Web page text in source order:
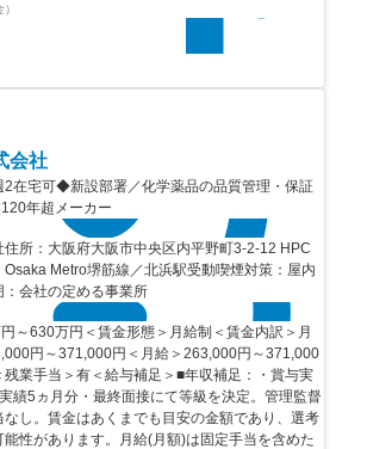
会社
2在宅可◆新設部署／化学薬品の品質管理・保証
年超メーカー
住所：大阪府大阪市中央区内平野町3-2-12 HPC
Osaka Metro堺筋線／北浜駅受動喫煙対策：屋内
会社の定める事業所
～630万円＜賃金形態＞月給制＜賃金内訳＞月
円～371,000円＜月給＞263,000円～371,000
残業手当＞有＜給与補足＞■年収補足：・賞与実
績5ヵ月分・最終面接にて等級を決定。管理監督
し。賃金はあくまでも目安の金額であり、選考
性があります。月給(月額)は固定手当を含めた